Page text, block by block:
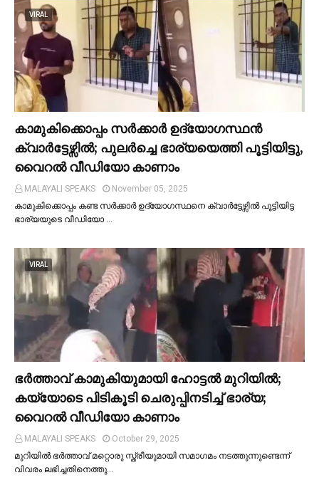
VIRAL
കാമുകിക്കൊപ്പം സര്‍ക്കാര്‍ ഉദ്യോഗസ്ഥൻ
ക്വാര്‍ട്ടേഴ്സില്‍; പുലര്‍ച്ചെ ഭാര്യയെത്തി പൂട്ടിയിട്ടു,
വൈറല്‍ വീഡിയോ കാണാം
MALAYALI SPEAKS
November 05, 2025
കാമുകിക്കൊപ്പം കണ്ട സർക്കാർ ഉദ്യോഗസ്ഥനെ ക്വാർട്ടേഴ്സില്‍ പൂട്ടിയിട്ട
ഭാര്യയുടെ വീഡിയോ …
VIRAL
ഭര്‍ത്താവ് കാമുകിയുമായി ഹോട്ടല്‍ മുറിയില്‍;
കയ്യോടെ പിടികൂടി ചെരുപ്പിനടിച്ച്‌ ഭാര്യ;
വൈറൽ വീഡിയോ കാണാം
MALAYALI SPEAKS
October 29, 2025
മുറിയില്‍ ഭർത്താവ് മറ്റൊരു സ്ത്രീയുമായി സമാഗമം നടത്തുന്നുണ്ടെന്ന്
വിവരം ലഭിച്ചതിനെത്തു…